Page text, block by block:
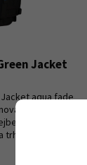
Jacket
aqua fade
nenajdete....